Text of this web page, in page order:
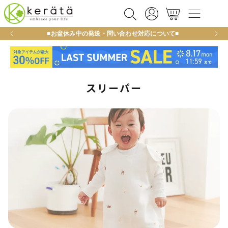
ンツに
進む
グ
イ
ン
ー
ト
■お盆休み中の発送・問い合わせ対応について■ 新
スリーパー